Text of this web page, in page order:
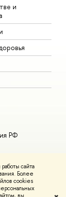
сайта
Более
cookies
и
РФ